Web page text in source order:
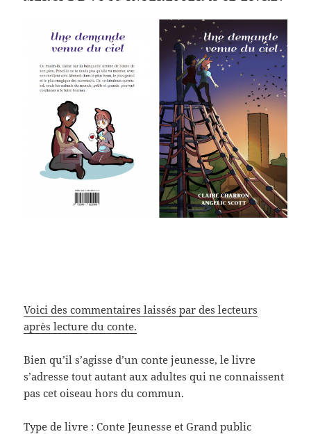
Voici des commentaires laissés par des lecteurs
après lecture du conte.
Bien qu’il s’agisse d’un conte jeunesse, le livre
s’adresse tout autant aux adultes qui ne connaissent
pas cet oiseau hors du commun.
Type de livre : Conte Jeunesse et Grand public